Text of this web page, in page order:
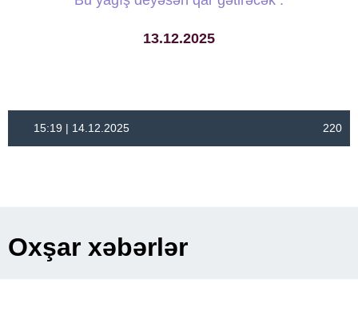
13.12.2025
15:19 | 14.12.2025 220
Oxşar xəbərlər